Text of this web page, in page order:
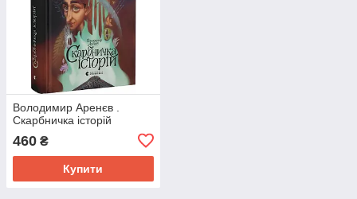
Володимир Аренєв .
Скарбничка історій
460 ₴
Купити